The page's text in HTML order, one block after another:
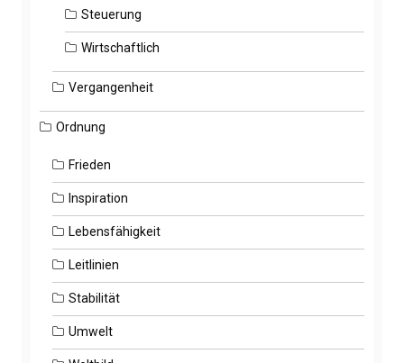
Steuerung
Wirtschaftlich
Vergangenheit
Ordnung
Frieden
Inspiration
Lebensfähigkeit
Leitlinien
Stabilität
Umwelt